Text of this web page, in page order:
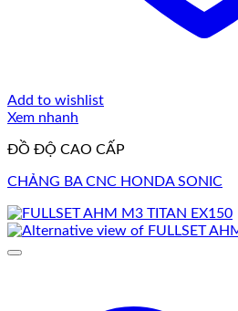
Add to wishlist
Xem nhanh
ĐỒ ĐỘ CAO CẤP
CHẢNG BA CNC HONDA SONIC